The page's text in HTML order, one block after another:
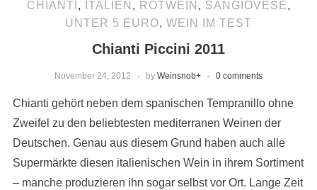
CHIANTI , ITALIEN , ROTWEIN , SANGIOVESE,
UNTER 5 EURO, WEIN IM TEST
Chianti Piccini 2011
November 24, 2012 by Weinsnob+ 0 comments
Chianti gehört neben dem spanischen Tempranillo ohne
Zweifel zu den beliebtesten mediterranen Weinen der
Deutschen. Genau aus diesem Grund haben auch alle
Supermärkte diesen italienischen Wein in ihrem Sortiment
– manche produzieren ihn sogar selbst vor Ort. Lange Zeit